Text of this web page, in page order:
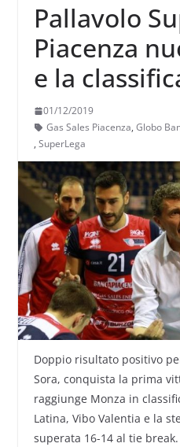
Pallavolo
Piacenza
e la
01/12/2019
Gas Sales Piacenza, Globo
, SuperLega
Doppio risultato positivo
Sora, conquista la prima
raggiunge Monza in
Latina, Vibo Valentia e la
superata 16-14 al tie